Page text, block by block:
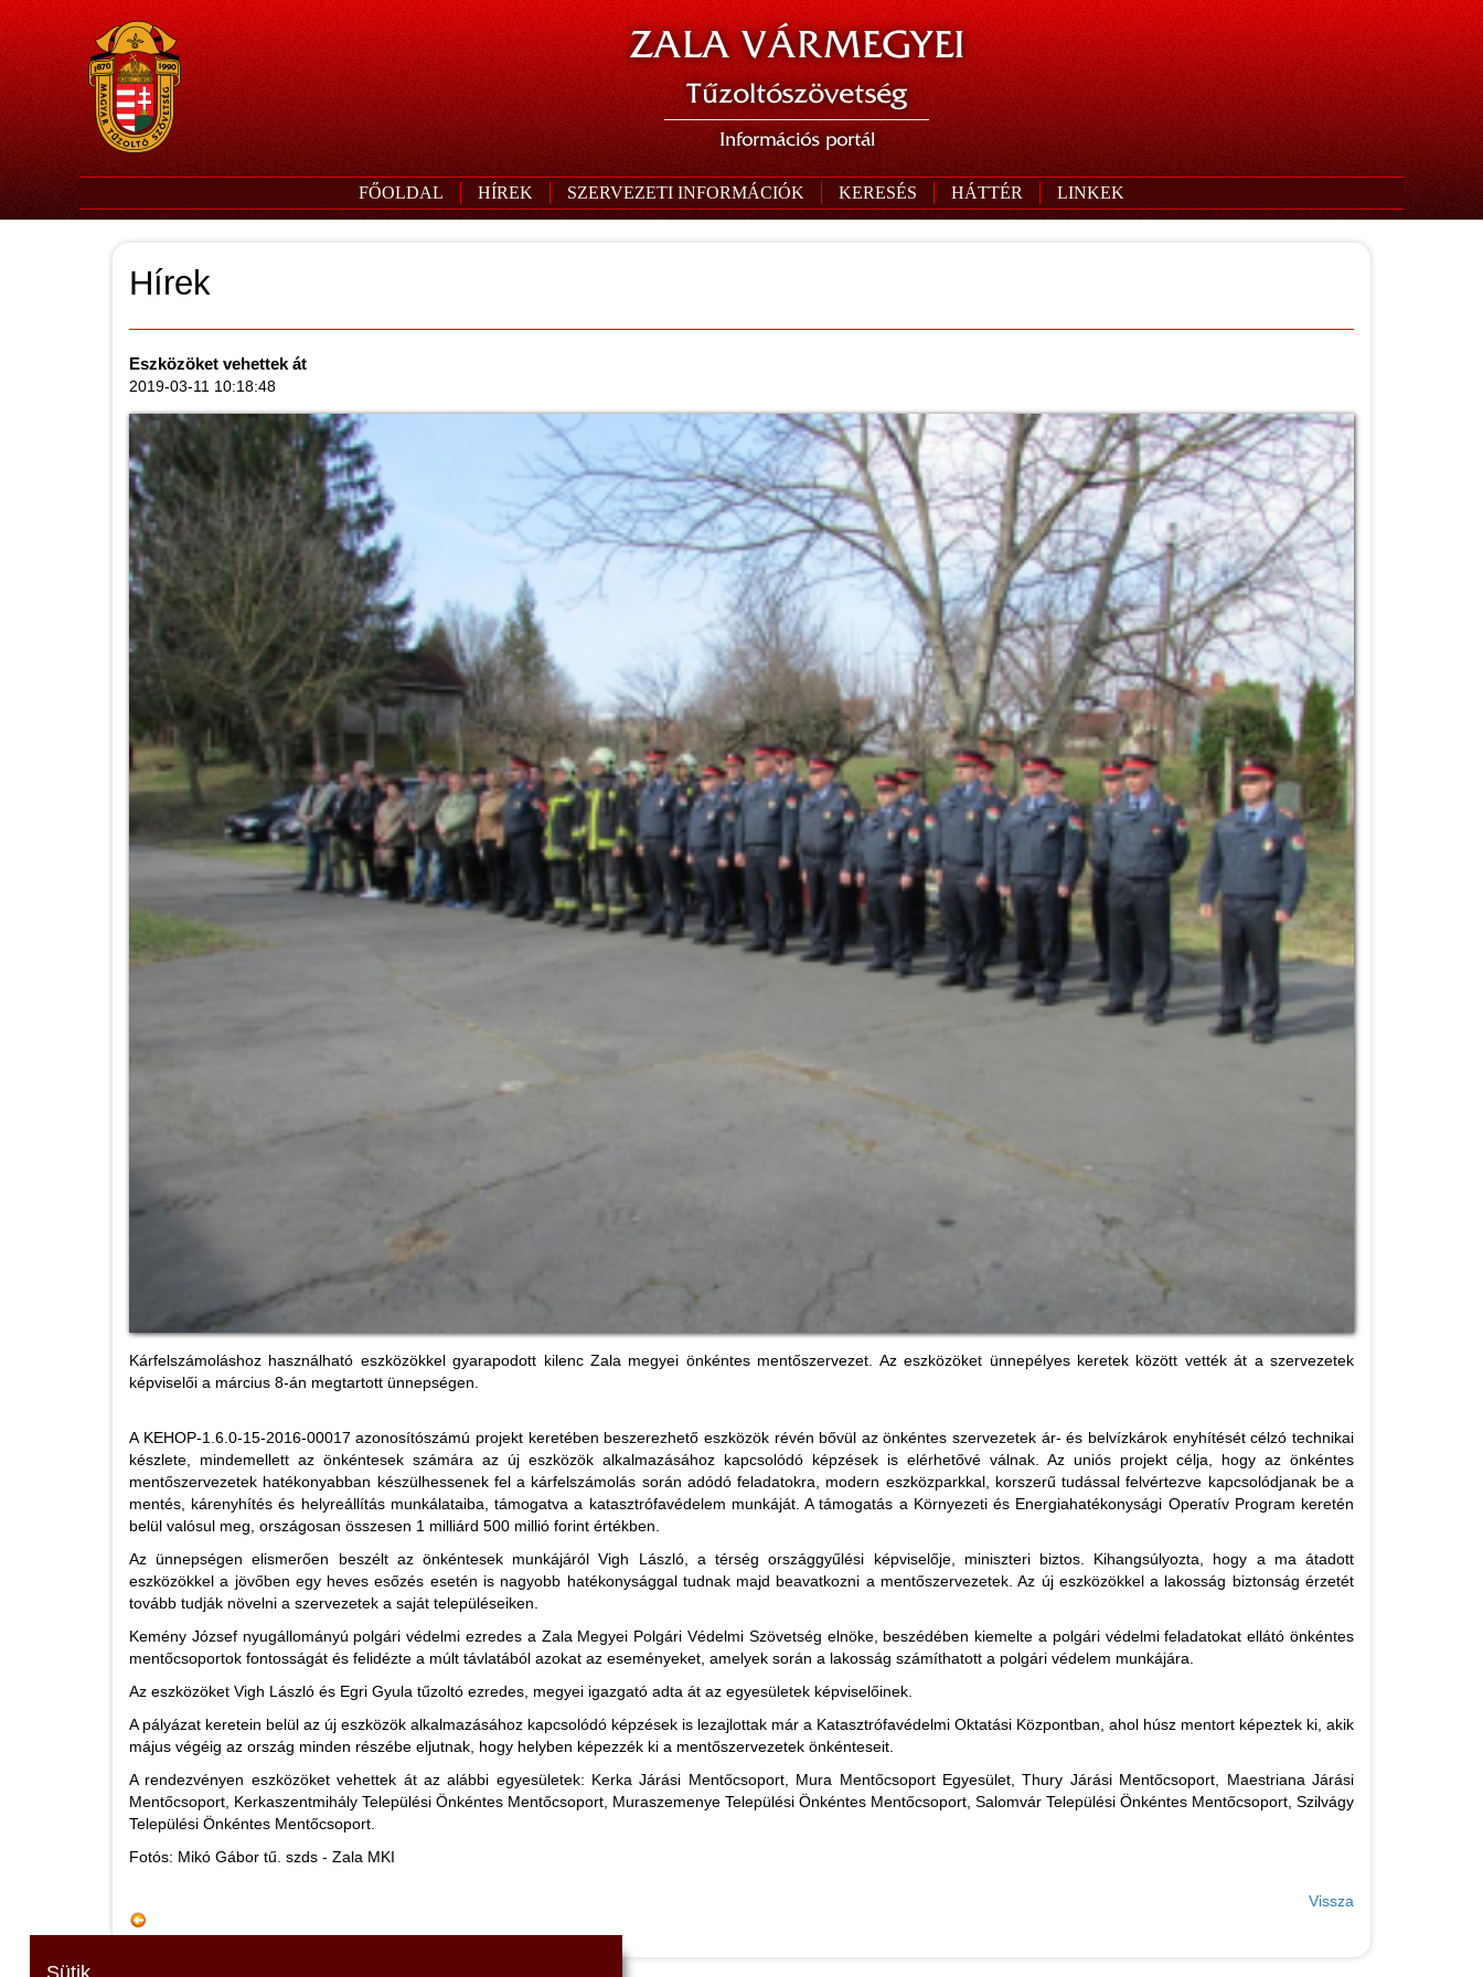
ZALA VÁRMEGYEI
Tűzoltószövetség
Információs portál
FŐOLDAL HÍREK SZERVEZETI INFORMÁCIÓK KERESÉS HÁTTÉR LINKEK
Hírek
Eszközöket vehettek át
2019-03-11 10:18:48
Kárfelszámoláshoz használható eszközökkel gyarapodott kilenc Zala megyei önkéntes mentőszervezet. Az eszközöket ünnepélyes keretek között vették át a szervezetek
képviselői a március 8-án megtartott ünnepségen.
A KEHOP-1.6.0-15-2016-00017 azonosítószámú projekt keretében beszerezhető eszközök révén bővül az önkéntes szervezetek ár- és belvízkárok enyhítését célzó technikai
készlete, mindemellett az önkéntesek számára az új eszközök alkalmazásához kapcsolódó képzések is elérhetővé válnak. Az uniós projekt célja, hogy az önkéntes
mentőszervezetek hatékonyabban készülhessenek fel a kárfelszámolás során adódó feladatokra, modern eszközparkkal, korszerű tudással felvértezve kapcsolódjanak be a
mentés, kárenyhítés és helyreállítás munkálataiba, támogatva a katasztrófavédelem munkáját. A támogatás a Környezeti és Energiahatékonysági Operatív Program keretén
belül valósul meg, országosan összesen 1 milliárd 500 millió forint értékben.
Az ünnepségen elismerően beszélt az önkéntesek munkájáról Vigh László, a térség országgyűlési képviselője, miniszteri biztos. Kihangsúlyozta, hogy a ma átadott
eszközökkel a jövőben egy heves esőzés esetén is nagyobb hatékonysággal tudnak majd beavatkozni a mentőszervezetek. Az új eszközökkel a lakosság biztonság érzetét
tovább tudják növelni a szervezetek a saját településeiken.
Kemény József nyugállományú polgári védelmi ezredes a Zala Megyei Polgári Védelmi Szövetség elnöke, beszédében kiemelte a polgári védelmi feladatokat ellátó önkéntes
mentőcsoportok fontosságát és felidézte a múlt távlatából azokat az eseményeket, amelyek során a lakosság számíthatott a polgári védelem munkájára.
Az eszközöket Vigh László és Egri Gyula tűzoltó ezredes, megyei igazgató adta át az egyesületek képviselőinek.
A pályázat keretein belül az új eszközök alkalmazásához kapcsolódó képzések is lezajlottak már a Katasztrófavédelmi Oktatási Központban, ahol húsz mentort képeztek ki, akik
május végéig az ország minden részébe eljutnak, hogy helyben képezzék ki a mentőszervezetek önkénteseit.
A rendezvényen eszközöket vehettek át az alábbi egyesületek: Kerka Járási Mentőcsoport, Mura Mentőcsoport Egyesület, Thury Járási Mentőcsoport, Maestriana Járási
Mentőcsoport, Kerkaszentmihály Települési Önkéntes Mentőcsoport, Muraszemenye Települési Önkéntes Mentőcsoport, Salomvár Települési Önkéntes Mentőcsoport, Szilvágy
Települési Önkéntes Mentőcsoport.
Fotós: Mikó Gábor tű. szds - Zala MKI
Vissza
Sütik